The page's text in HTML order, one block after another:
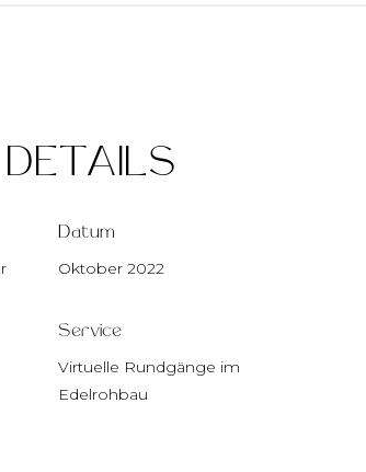
Datum
Oktober 2022
Service
Virtuelle Rundgänge im
Edelrohbau